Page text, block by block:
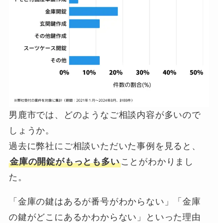
男鹿市では、どのようなご相談内容が多いので
しょうか。
過去に弊社にご相談いただいた事例を見ると、
金庫の開錠がもっとも多いことがわかりまし
た。
「金庫の鍵はあるが番号がわからない」「金庫
の鍵がどこにあるかわからない」といった理由